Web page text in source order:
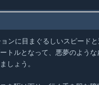
ンに目まぐるしいスピード
トルとなって、悪夢のよう
しょう。